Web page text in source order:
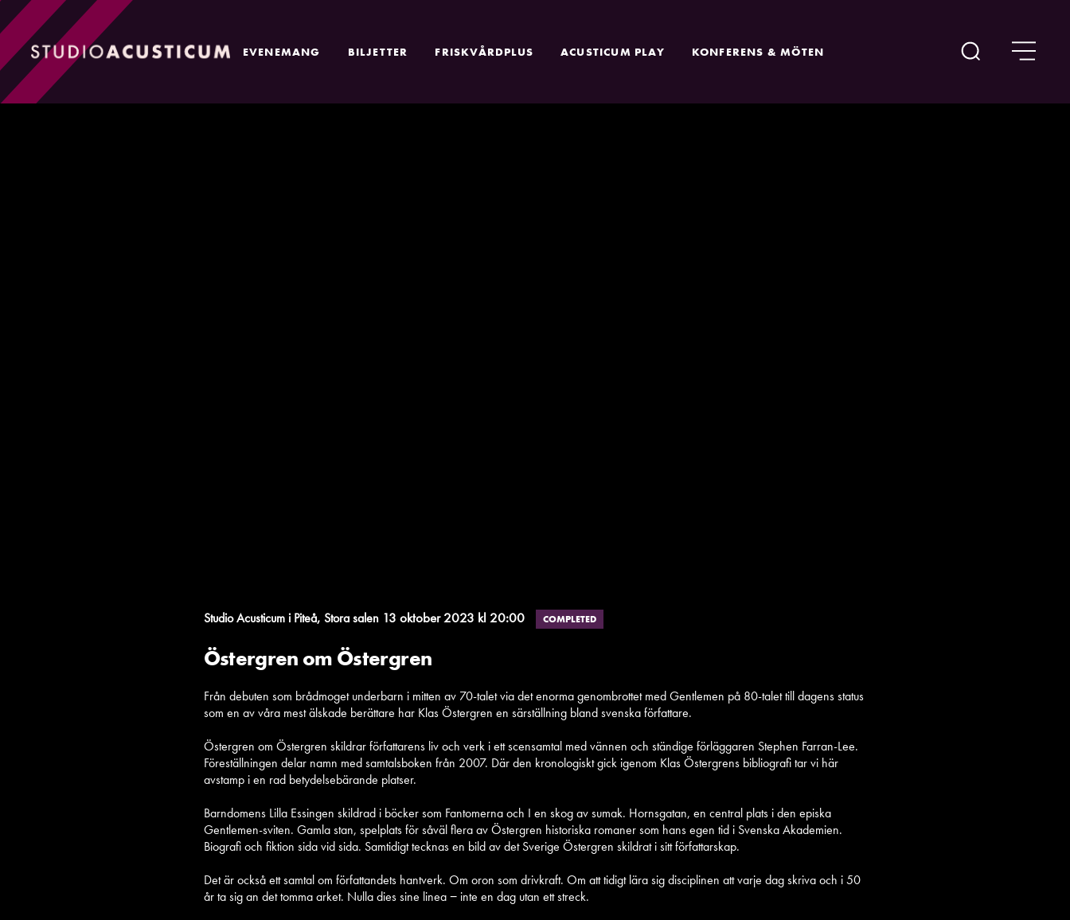
EVENEMANG BILJETTER FRISKVÅRDPLUS ACUSTICUM PLAY KONFERENS & MÖTEN
Studio Acusticum i Piteå, Stora salen13 oktober 2023 kl 20:00 COMPLETED
Östergren om Östergren
Från debuten som brådmoget underbarn i mitten av 70-talet via det enorma genombrottet med Gentlemen på 80-talet till dagens status
som en av våra mest älskade berättare har Klas Östergren en särställning bland svenska författare.
Östergren om Östergren skildrar författarens liv och verk i ett scensamtal med vännen och ständige förläggaren Stephen Farran-Lee.
Föreställningen delar namn med samtalsboken från 2007. Där den kronologiskt gick igenom Klas Östergrens bibliografi tar vi här
avstamp i en rad betydelsebärande platser.
Barndomens Lilla Essingen skildrad i böcker som Fantomerna och I en skog av sumak. Hornsgatan, en central plats i den episka
Gentlemen-sviten. Gamla stan, spelplats för såväl flera av Östergren historiska romaner som hans egen tid i Svenska Akademien.
Biografi och fiktion sida vid sida. Samtidigt tecknas en bild av det Sverige Östergren skildrat i sitt författarskap.
Det är också ett samtal om författandets hantverk. Om oron som drivkraft. Om att tidigt lära sig disciplinen att varje dag skriva och i 50
år ta sig an det tomma arket. Nulla dies sine linea − inte en dag utan ett streck.